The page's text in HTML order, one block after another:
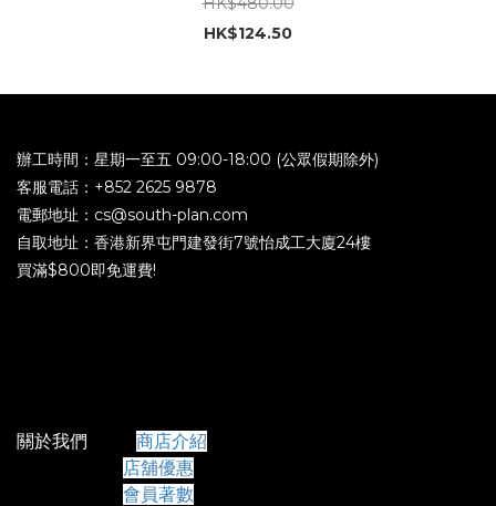
HK$124.50
辦工時間：星期一至五 09:00-18:00 (公眾假期除外)
客服電話：+852 2625 9878
電郵地址：cs@south-plan.com
自取地址：香港新界屯門建發街7號怡成工大廈24樓
買滿$800即免運費!
關於我們 商店介紹
店舖優惠
會員著數